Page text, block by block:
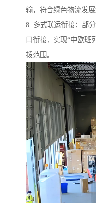
输，符合绿色物流发展
8. 多式联运衔接：部
口衔接，实现“中欧班
拨范围。